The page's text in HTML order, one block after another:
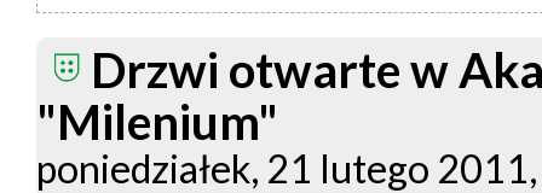
Drzwi otwarte w
"Milenium"
poniedziałek, 21 lutego